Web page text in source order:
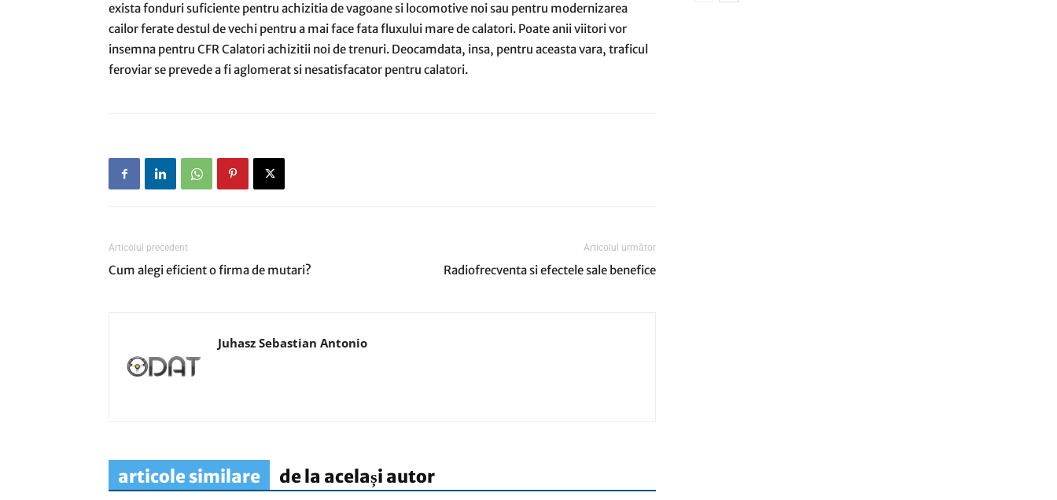
exista fonduri suficiente pentru achizitia de vagoane si locomotive noi sau pentru modernizarea
cailor ferate destul de vechi pentru a mai face fata fluxului mare de calatori. Poate anii viitori vor
insemna pentru CFR Calatori achizitii noi de trenuri. Deocamdata, insa, pentru aceasta vara, traficul
feroviar se prevede a fi aglomerat si nesatisfacator pentru calatori.
Articolul precedent
Cum alegi eficient o firma de mutari?
Articolul următor
Radiofrecventa si efectele sale benefice
Juhasz Sebastian Antonio
articole similare de la același autor